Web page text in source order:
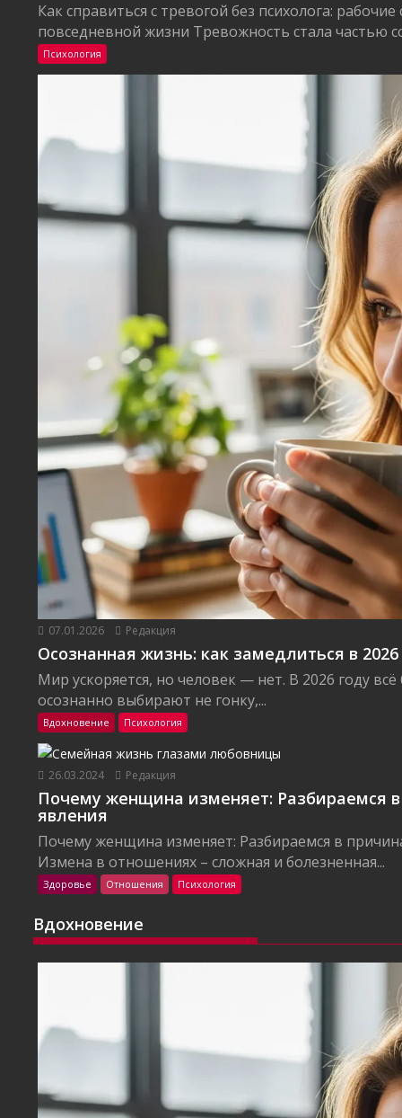
Как справиться с тревогой без психолога:
повседневной жизни Тревожность стала частью
Психология
07.01.2026 Редакция
Осознанная жизнь: как замедлиться в 2026
Мир ускоряется, но человек — нет. В 2026 году
осознанно выбирают не гонку,...
Вдохновение Психология
26.03.2024 Редакция
Почему женщина изменяет: Разбираемся в
явления
Почему женщина изменяет: Разбираемся в
Измена в отношениях – сложная и болезненная...
Здоровье Отношения Психология
Вдохновение